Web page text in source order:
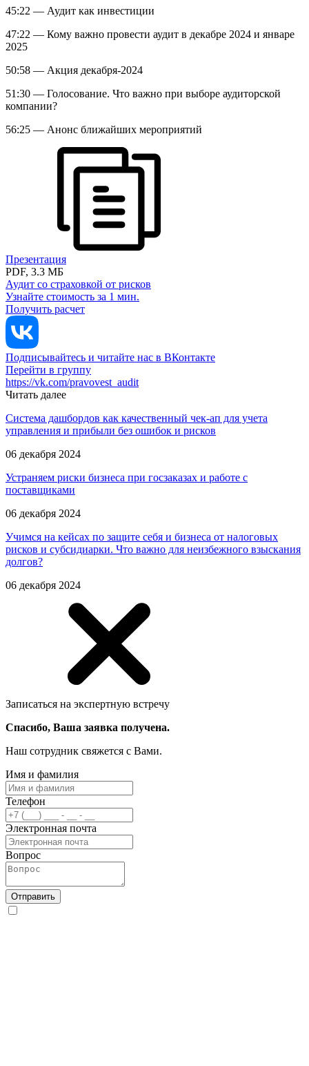
45:22 — Аудит как инвестиции
47:22 — Кому важно провести аудит в декабре 2024 и январе
2025
50:58 — Акция декабря-2024
51:30 — Голосование. Что важно при выборе аудиторской
компании?
56:25 — Анонс ближайших мероприятий
Презентация
PDF, 3.3 МБ
Аудит со страховкой от рисков
Узнайте стоимость за 1 мин.
Получить расчет
Подписывайтесь и читайте нас в ВКонтакте
Перейти в группу
https://vk.com/pravovest_audit
Читать далее
Система дашбордов как качественный чек-ап для учета
управления и прибыли без ошибок и рисков
06 декабря 2024
Устраняем риски бизнеса при госзаказах и работе с
поставщиками
06 декабря 2024
Учимся на кейсах по защите себя и бизнеса от налоговых
рисков и субсидиарки. Что важно для неизбежного взыскания
долгов?
06 декабря 2024
Записаться на экспертную встречу
Спасибо, Ваша заявка получена.
Наш сотрудник свяжется с Вами.
Имя и фамилия
Телефон
Электронная почта
Вопрос
Отправить